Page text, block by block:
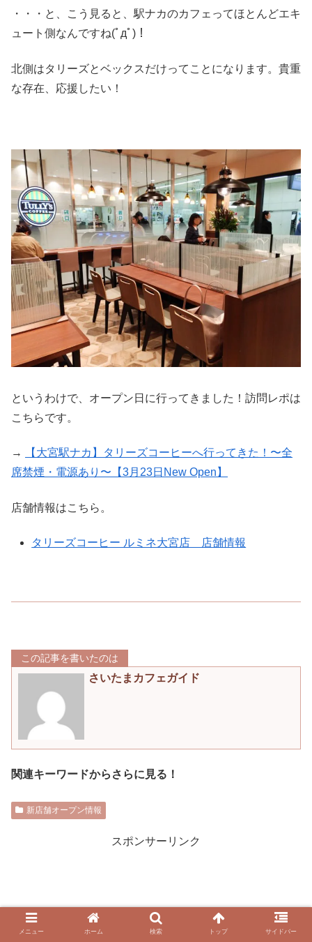
・・・と、こう見ると、駅ナカのカフェってほとんどエキ
ュート側なんですね(ﾟдﾟ)！
北側はタリーズとベックスだけってことになります。貴重
な存在、応援したい！
というわけで、オープン日に行ってきました！訪問レポは
こちらです。
→
【大宮駅ナカ】タリーズコーヒーへ行ってきた！〜全
席禁煙・電源あり〜【3月23日New Open】
店舗情報はこちら。
タリーズコーヒー ルミネ大宮店 店舗情報
この記事を書いたのは
さいたまカフェガイド
関連キーワードからさらに見る！
新店舗オープン情報
スポンサーリンク
メニュー ホーム 検索 トップ サイドバー